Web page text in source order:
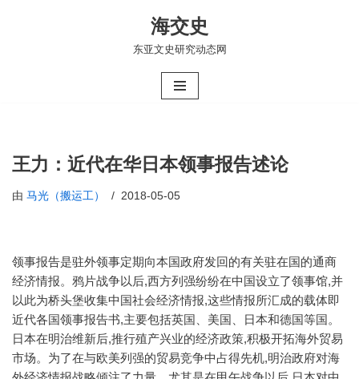
海交史
东亚文史研究动态网
王力：近代在华日本领事报告述论
由 马光（搬运工） 2018-05-05
领事报告是驻外领事定期向本国政府发回的有关驻在国的通商
经济情报。鸦片战争以后,西方列强纷纷在中国设立了领事馆,并
以此为桥头堡收集中国社会经济情报,这些情报所汇成的载体即
近代各国领事报告书,主要包括英国、美国、日本和德国等国。
日本在明治维新后,推行殖产兴业的经济政策,积极开拓海外贸易
市场。为了在与欧美列强的贸易竞争中占得先机,明治政府对海